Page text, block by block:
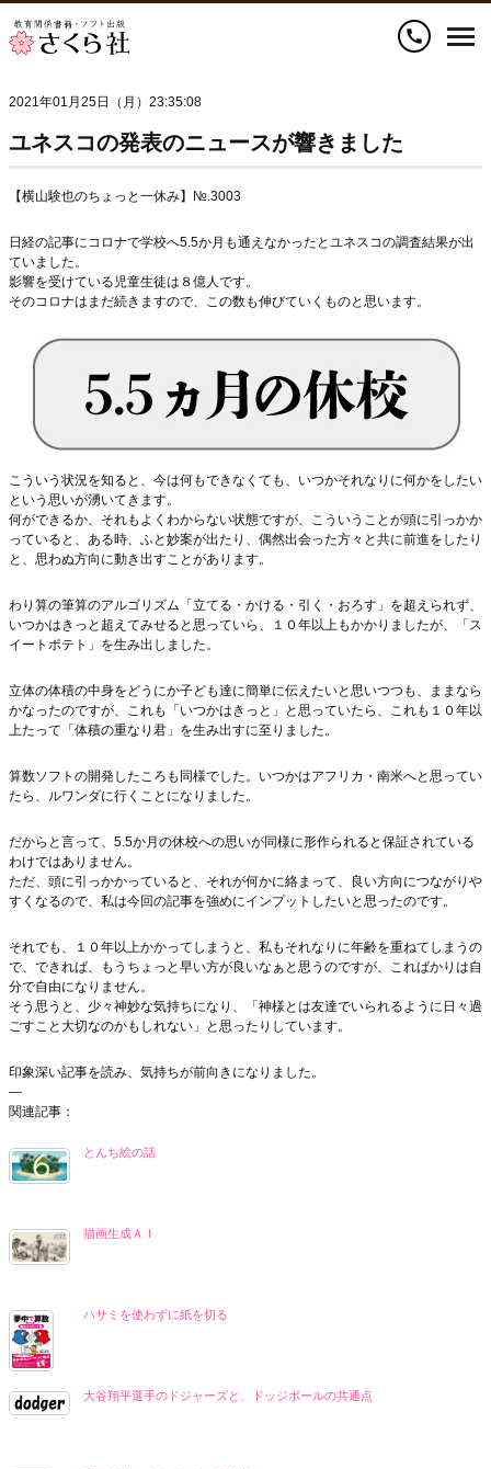
call
2021年01月25日（月）23:35:08
ユネスコの発表のニュースが響きました
【横山験也のちょっと一休み】№.3003
日経の記事にコロナで学校へ5.5か月も通えなかったとユネスコの調査結果が出
ていました。
影響を受けている児童生徒は８億人です。
そのコロナはまだ続きますので、この数も伸びていくものと思います。
こういう状況を知ると、今は何もできなくても、いつかそれなりに何かをしたい
という思いが湧いてきます。
何ができるか、それもよくわからない状態ですが、こういうことが頭に引っかか
っていると、ある時、ふと妙案が出たり、偶然出会った方々と共に前進をしたり
と、思わぬ方向に動き出すことがあります。
わり算の筆算のアルゴリズム「立てる・かける・引く・おろす」を超えられず、
いつかはきっと超えてみせると思っていら、１０年以上もかかりましたが、「ス
イートポテト」を生み出しました。
立体の体積の中身をどうにか子ども達に簡単に伝えたいと思いつつも、ままなら
かなったのですが、これも「いつかはきっと」と思っていたら、これも１０年以
上たって「体積の重なり君」を生み出すに至りました。
算数ソフトの開発したころも同様でした。いつかはアフリカ・南米へと思ってい
たら、ルワンダに行くことになりました。
だからと言って、5.5か月の休校への思いが同様に形作られると保証されている
わけではありません。
ただ、頭に引っかかっていると、それが何かに絡まって、良い方向につながりや
すくなるので、私は今回の記事を強めにインプットしたいと思ったのです。
それでも、１０年以上かかってしまうと、私もそれなりに年齢を重ねてしまうの
で、できれば、もうちょっと早い方が良いなぁと思うのですが、こればかりは自
分で自由になりません。
そう思うと、少々神妙な気持ちになり、「神様とは友達でいられるように日々過
ごすこと大切なのかもしれない」と思ったりしています。
印象深い記事を読み、気持ちが前向きになりました。
—
関連記事：
とんち絵の話
描画生成ＡＩ
ハサミを使わずに紙を切る
大谷翔平選手のドジャーズと、ドッジボールの共通点